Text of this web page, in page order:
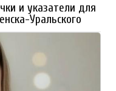
и указатели для
Уральского